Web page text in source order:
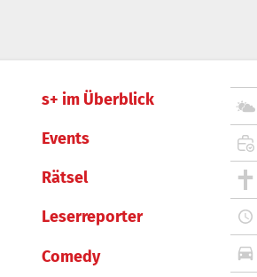
s+ im Überblick
Events
Rätsel
Leserreporter
Comedy